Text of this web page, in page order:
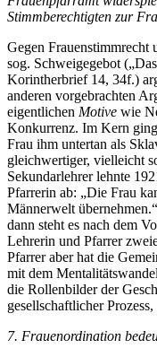
Stimmberechtigten zur
Gegen Frauenstimmrecht
sog. Schweigegebot
Korintherbrief 14, 34f.)
anderen vorgebrachten
eigentlichen Motive wie
Konkurrenz. Im Kern
Frau ihm untertan als
gleichwertiger, vielleicht
Sekundarlehrer lehnte
Pfarrerin ab: „Die Frau
Männerwelt
dann steht es nach dem
Lehrerin und Pfarrer
Pfarrer aber hat die
mit dem
die Rollenbilder der
gesellschaftlicher
7. Frauenordination